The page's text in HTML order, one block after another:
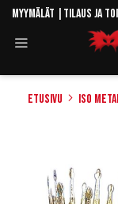
Myymälät Tilaus ja
Etusivu Iso